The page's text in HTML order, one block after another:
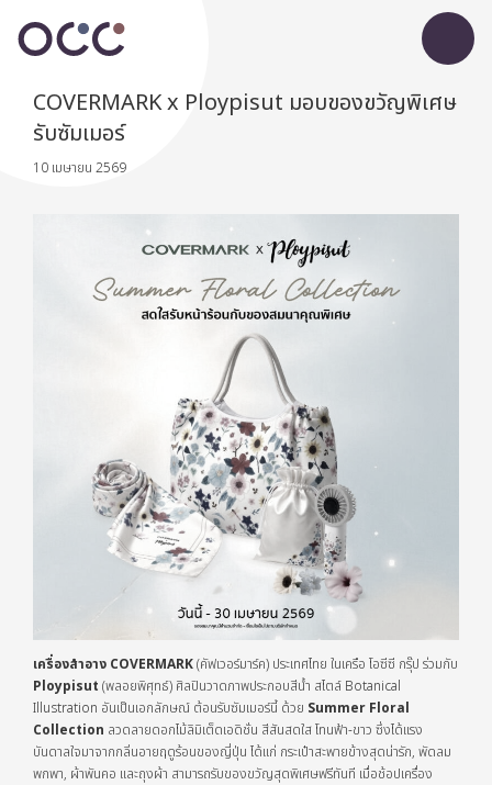
COVERMARK x Ploypisut มอบของขวัญพิเศษ
รับซัมเมอร์
10 เมษายน 2569
เครื่องสำอาง COVERMARK(คัฟเวอร์มาร์ค) ประเทศไทย ในเครือ โอซีซี กรุ๊ป ร่วมกับ
Ploypisut (พลอยพิศุทธ์) ศิลปินวาดภาพประกอบสีน้ำ สไตล์ Botanical
Illustration อันเป็นเอกลักษณ์ ต้อนรับซัมเมอร์นี้ ด้วย Summer Floral
Collection ลวดลายดอกไม้ลิมิเต็ดเอดิชั่น สีสันสดใส โทนฟ้า-ขาว ซึ่งได้แรง
บันดาลใจมาจากกลิ่นอายฤดูร้อนของญี่ปุ่น ได้แก่ กระเป๋าสะพายข้างสุดน่ารัก, พัดลม
พกพา, ผ้าพันคอ และถุงผ้า สามารถรับของขวัญสุดพิเศษฟรีทันที เมื่อช้อปเครื่อง